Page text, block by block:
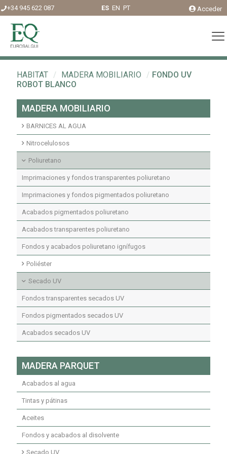
+34 945 622 087 ES EN PT Acceder
HABITAT / MADERA MOBILIARIO / FONDO UV
ROBOT BLANCO
MADERA MOBILIARIO
BARNICES AL AGUA
Acabados agua interior
Fondos agua interior
Nitrocelulosos
Fondos Nitrocelulosos
Acabados nitrocelulosos
Poliuretano
Imprimaciones y fondos transparentes poliuretano
Imprimaciones y fondos pigmentados poliuretano
Acabados pigmentados poliuretano
Acabados transparentes poliuretano
Fondos y acabados poliuretano ignífugos
Poliéster
Fondos transparentes poliéster insaturado
Fondos pigmentados poliéster insaturado
Acabados transparentes poliéster insaturado
Secado UV
Fondos transparentes secados UV
Fondos pigmentados secados UV
Acabados secados UV
MADERA PARQUET
Acabados al agua
Tintas y pátinas
Aceites
Fondos y acabados al disolvente
Secado UV